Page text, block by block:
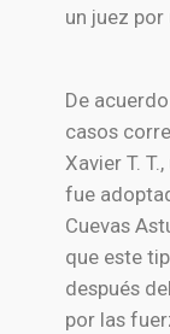
un juez
De
casos
Xavier T.
fue
Cuevas
que este
después
por las